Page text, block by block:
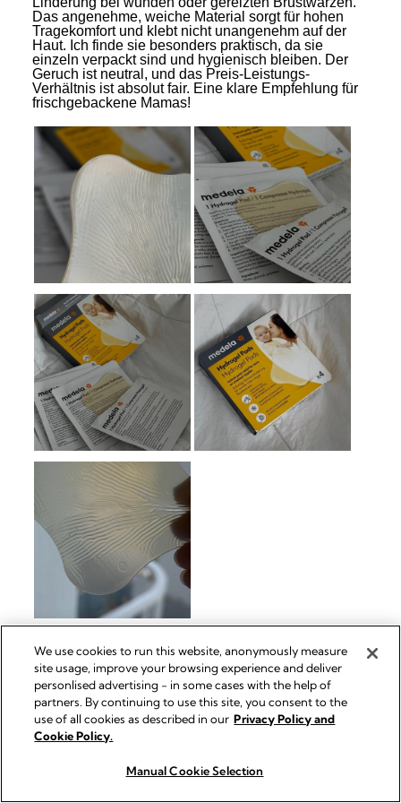
We use cookies to run this website, anonymously measure
site usage, improve your browsing experience and deliver
personlised advertising - in some cases with the help of
partners. By continuing to use this site, you consent to the
use of all cookies as described in our Privacy Policy and
Cookie Policy.
Manual Cookie Selection